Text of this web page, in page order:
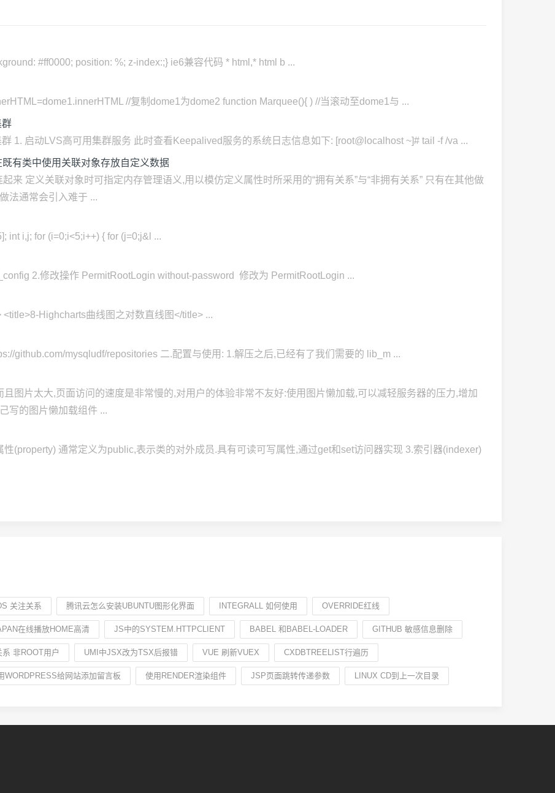
#ff0000; position: %; z-index:;} ie6兼容代码 * html,* html b ...
//复制dome1为dome2 function Marquee(){ ) //当滚动至dome1与 ...
群
1. 启动LVS高可用集群服务 此时查看Keepalived服务的系统日志信息如下: [root@localhost ~]# tail -f /va ...
有类中使用关联对象存放自定义数据
来 定义关联对象时可指定内存管理语义,用以模仿定义属性时所采用的“拥有关系”与“非拥有关系” 只有在其他做
法通常会引入难于 ...
int i,j; for (i=0;i<5;i++) { for (j=0;j&l ...
2.修改操作 PermitRootLogin without-password 修改为 PermitRootLogin ...
Highcharts曲线图之对数直线图</title> ...
github.com/mysqludf/repositories 二.配置与使用: 1.解压之后,已经有了我们需要的 lib_m ...
图片太大,页面访问的速度是非常慢的,对用户的体验非常不友好:使用图片懒加载,可以减轻服务器的压力,增加
写的图片懒加载组件 ...
(property) 通常定义为public,表示类的对外成员.具有可读可写属性,通过get和set访问器实现 3.索引器(indexer)
关注关系 腾讯云怎么安装UBUNTU图形化界面 INTEGRALL 如何使用 OVERRIDE红线
在线播放HOME高清 JS中的SYSTEM.HTTPCLIENT BABEL 和BABEL-LOADER GITHUB 敏感信息删除
系 非ROOT用户 UMI中JSX改为TSX后报错 VUE 刷新VUEX CXDBTREELIST行遍历
WORDPRESS给网站添加留言板 使用RENDER渲染组件 JSP页面跳转传递参数 LINUX CD到上一次目录